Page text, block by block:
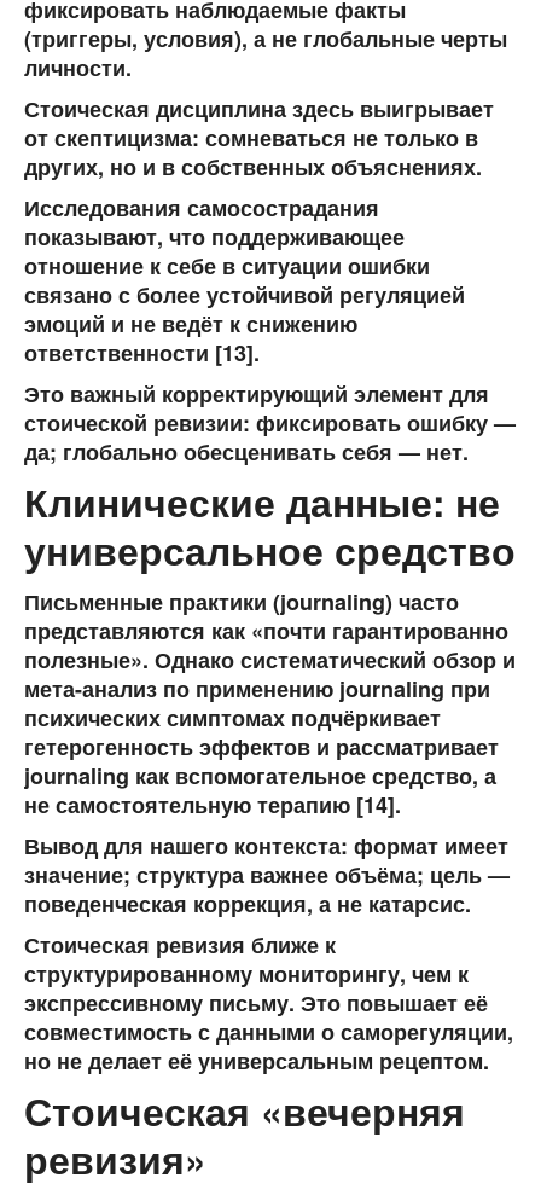
фиксировать наблюдаемые факты
(триггеры, условия), а не глобальные черты
личности.
Стоическая дисциплина здесь выигрывает
от скептицизма: сомневаться не только в
других, но и в собственных объяснениях.
Исследования самосострадания
показывают, что поддерживающее
отношение к себе в ситуации ошибки
связано с более устойчивой регуляцией
эмоций и не ведёт к снижению
ответственности [13].
Это важный корректирующий элемент для
стоической ревизии: фиксировать ошибку —
да; глобально обесценивать себя — нет.
Клинические данные: не
универсальное средство
Письменные практики (journaling) часто
представляются как «почти гарантированно
полезные». Однако систематический обзор и
мета-анализ по применению journaling при
психических симптомах подчёркивает
гетерогенность эффектов и рассматривает
journaling как вспомогательное средство, а
не самостоятельную терапию [14].
Вывод для нашего контекста: формат имеет
значение; структура важнее объёма; цель —
поведенческая коррекция, а не катарсис.
Стоическая ревизия ближе к
структурированному мониторингу, чем к
экспрессивному письму. Это повышает её
совместимость с данными о саморегуляции,
но не делает её универсальным рецептом.
Стоическая «вечерняя
ревизия»